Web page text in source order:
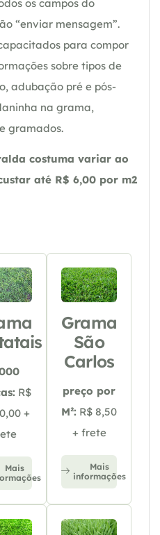
os campos do
“enviar mensagem”.
para compor
sobre tipos de
adubação pré e pós-
na grama,
gramados.
costuma variar ao
até R$ 6,00 por m2
R$
+
Mais
Grama
São
Carlos
preço por
M²: R$ 8,50
+ frete
Mais
informações